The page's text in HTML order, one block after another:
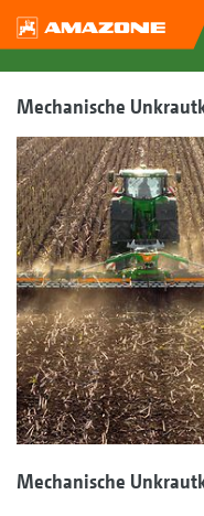
Mechanische
Mechanische